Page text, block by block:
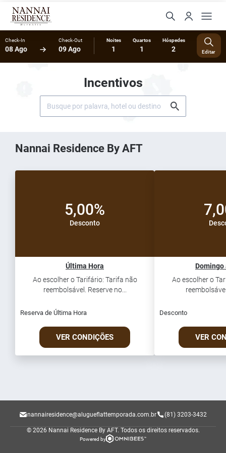
Check-In
08 Ago
Check-Out
09 Ago
Noites
1
Quartos
1
Hóspedes
2 Editar
Incentivos
Nannai Residence By AFT
5,00%
Desconto
Última Hora
Ao escolher o Tarifário: Tarifa não
reembolsável. Reserve no...
Reserva de Última Hora
VER CONDIÇÕES
Domingo
Ao escolher o
Desconto
VER
nannairesidence@alugueflattemporada.com.br (81) 3203-3432
© 2026 Nannai Residence By AFT. Todos os direitos reservados.
Powered by